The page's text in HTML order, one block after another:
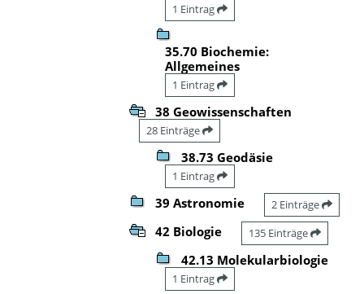
1 Eintrag
35.70 Biochemie:
Allgemeines
1 Eintrag
38 Geowissenschaften
28 Einträge
38.73 Geodäsie
1 Eintrag
39 Astronomie 2 Einträge
42 Biologie 135 Einträge
42.13 Molekularbiologie
1 Eintrag